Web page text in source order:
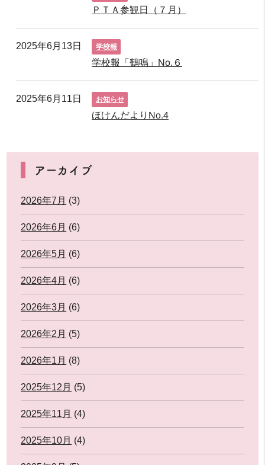
ＰＴＡ参観日（７月）
2025年6月13日 学校報
学校報「鶴鳴」No.６
2025年6月11日 お知らせ
ほけんだよりNo.4
アーカイブ
2026年7月 (3)
2026年6月 (6)
2026年5月 (6)
2026年4月 (6)
2026年3月 (6)
2026年2月 (5)
2026年1月 (8)
2025年12月 (5)
2025年11月 (4)
2025年10月 (4)